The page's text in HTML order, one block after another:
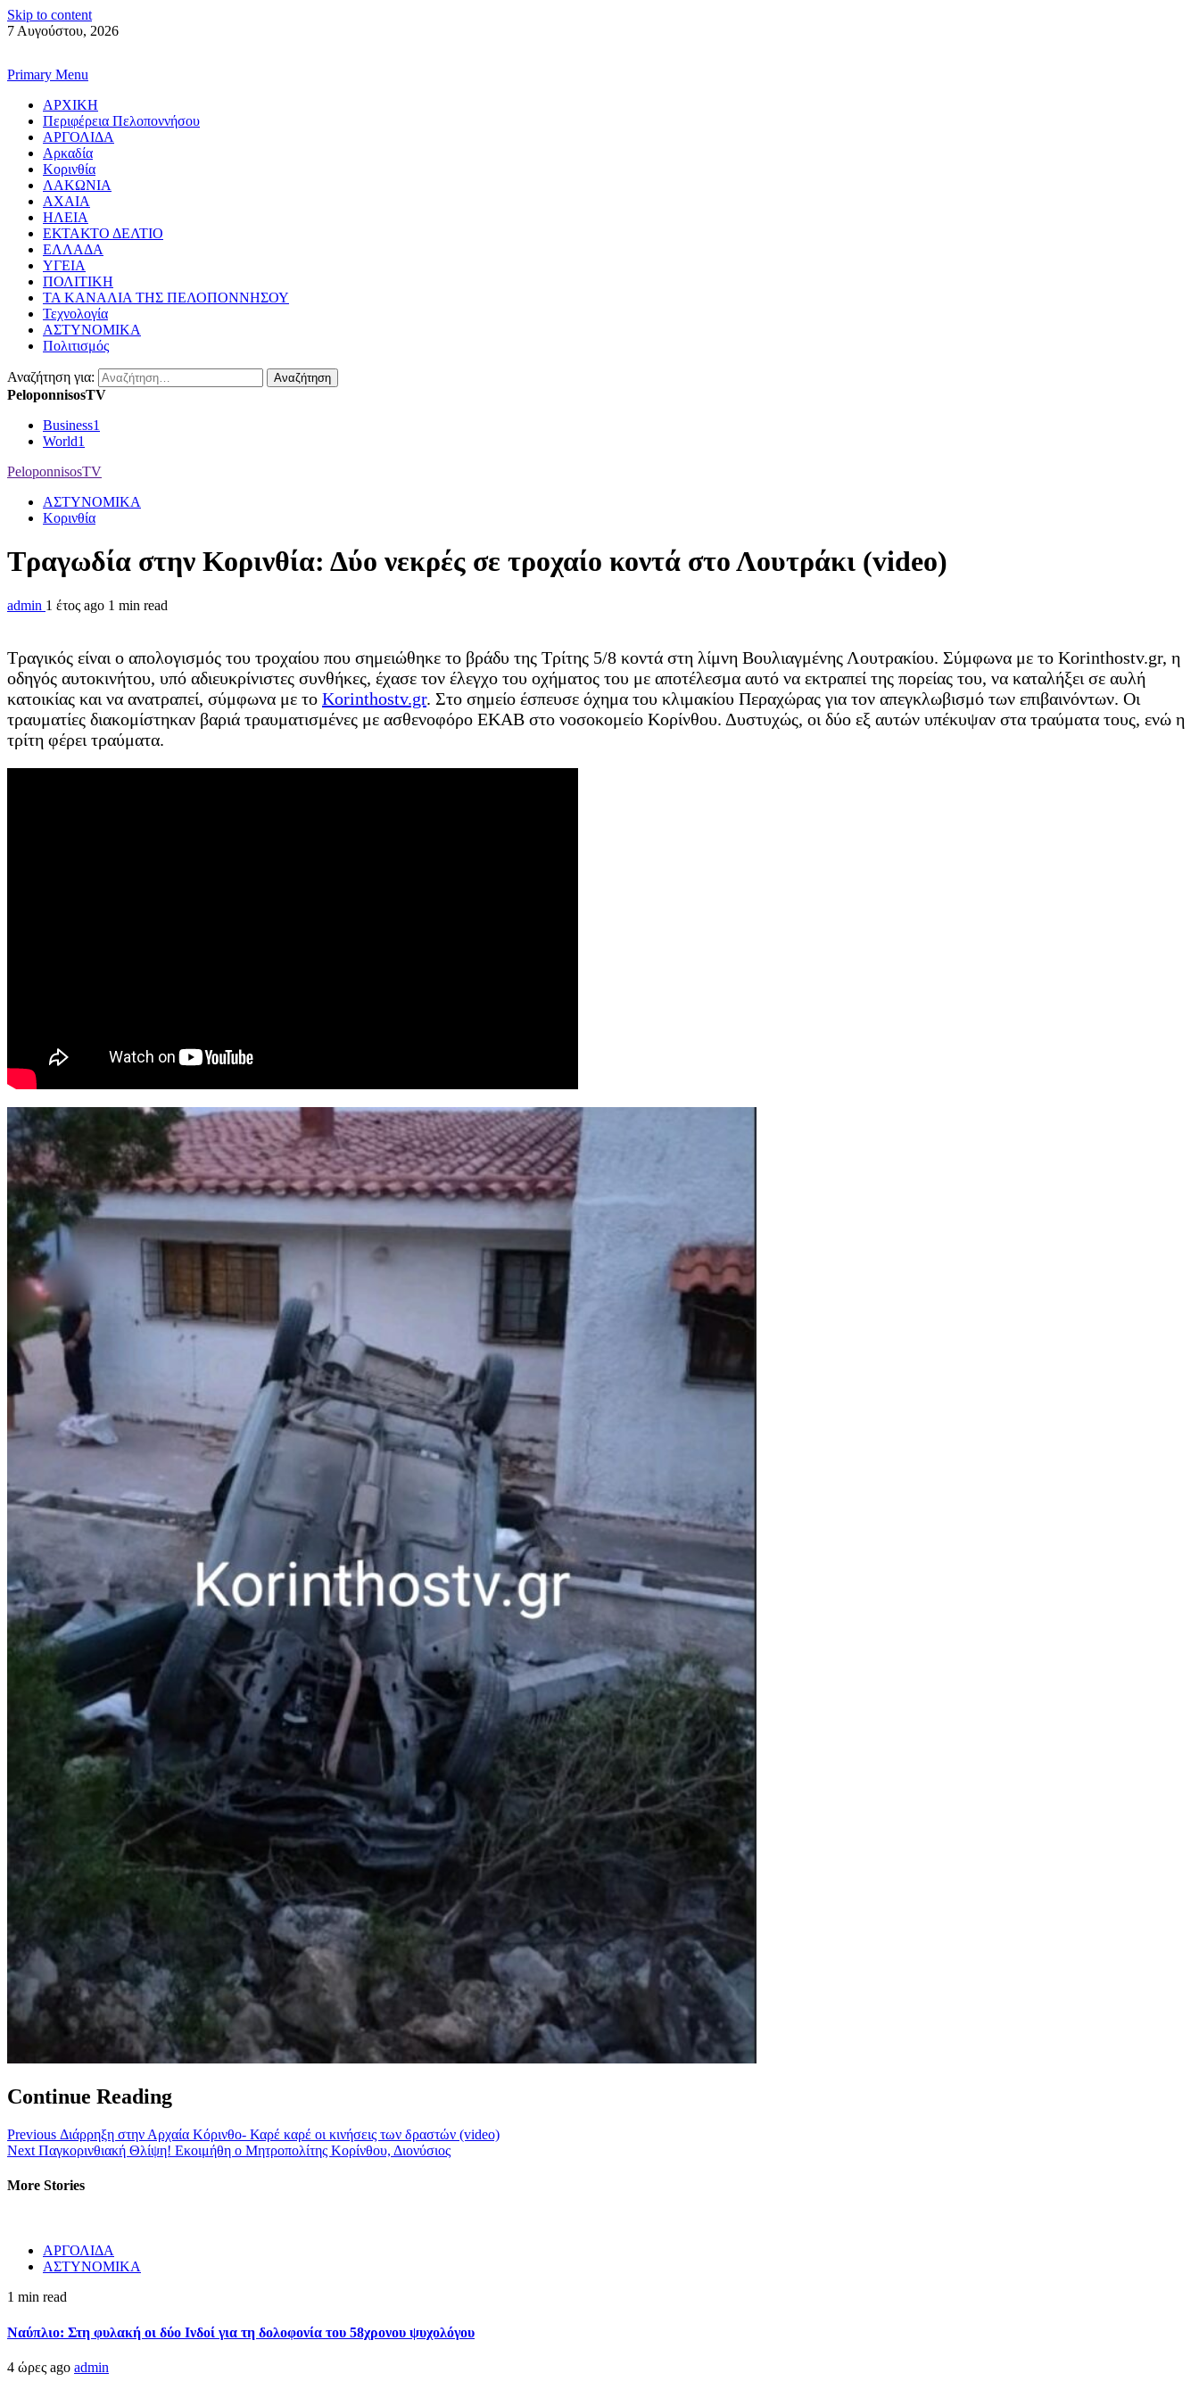
Skip to content
7 Αυγούστου, 2026
Primary Menu
ΑΡΧΙΚΗ
Περιφέρεια Πελοποννήσου
ΑΡΓΟΛΙΔΑ
Αρκαδία
Κορινθία
ΛΑΚΩΝΙΑ
ΑΧΑΙΑ
ΗΛΕΙΑ
ΕΚΤΑΚΤΟ ΔΕΛΤΙΟ
ΕΛΛΑΔΑ
ΥΓΕΙΑ
ΠΟΛΙΤΙΚΗ
ΤΑ ΚΑΝΑΛΙΑ ΤΗΣ ΠΕΛΟΠΟΝΝΗΣΟΥ
Τεχνολογία
ΑΣΤΥΝΟΜΙΚΑ
Πολιτισμός
Αναζήτηση για:
PeloponnisosTV
Business1
World1
PeloponnisosTV
ΑΣΤΥΝΟΜΙΚΑ
Κορινθία
Τραγωδία στην Κορινθία: Δύο νεκρές σε τροχαίο κοντά στο Λουτράκι (video)
admin 1 έτος ago 1 min read
Τραγικός είναι ο απολογισμός του τροχαίου που σημειώθηκε το βράδυ της Τρίτης 5/8 κοντά στη λίμνη Βουλιαγμένης Λουτρακίου. Σύμφωνα με το Korinthostv.gr, η
οδηγός αυτοκινήτου, υπό αδιευκρίνιστες συνθήκες, έχασε τον έλεγχο του οχήματος του με αποτέλεσμα αυτό να εκτραπεί της πορείας του, να καταλήξει σε αυλή
κατοικίας και να ανατραπεί, σύμφωνα με το Korinthostv.gr. Στο σημείο έσπευσε όχημα του κλιμακίου Περαχώρας για τον απεγκλωβισμό των επιβαινόντων. Οι
τραυματίες διακομίστηκαν βαριά τραυματισμένες με ασθενοφόρο ΕΚΑΒ στο νοσοκομείο Κορίνθου. Δυστυχώς, οι δύο εξ αυτών υπέκυψαν στα τραύματα τους, ενώ η
τρίτη φέρει τραύματα.
Continue Reading
Previous Διάρρηξη στην Αρχαία Κόρινθο- Καρέ καρέ οι κινήσεις των δραστών (video)
Next Παγκορινθιακή Θλίψη! Εκοιμήθη ο Μητροπολίτης Κορίνθου, Διονύσιος
More Stories
ΑΡΓΟΛΙΔΑ
ΑΣΤΥΝΟΜΙΚΑ
1 min read
Ναύπλιο: Στη φυλακή οι δύο Ινδοί για τη δολοφονία του 58χρονου ψυχολόγου
4 ώρες ago admin